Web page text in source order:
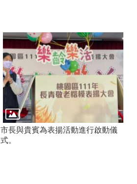
市長與貴賓為表揚活動進行啟動儀
式。